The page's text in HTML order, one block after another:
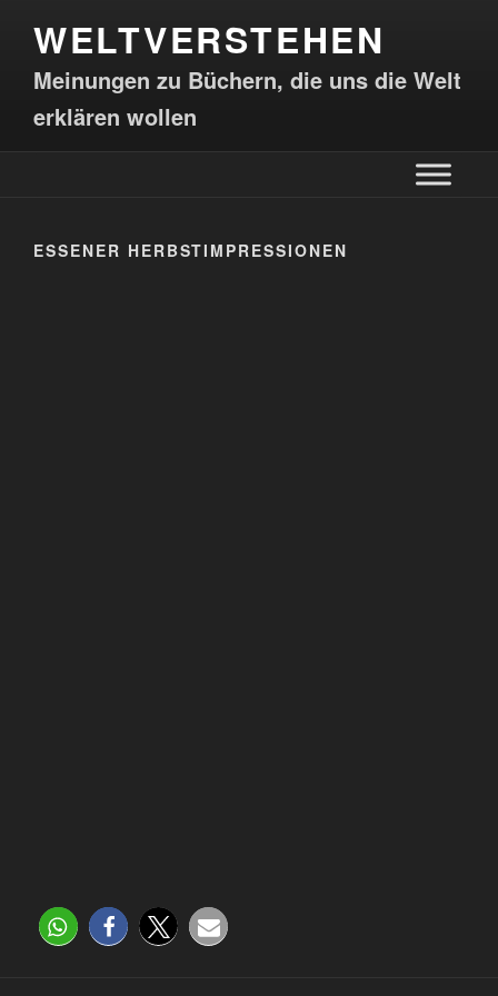
WELTVERSTEHEN
Meinungen zu Büchern, die uns die Welt
erklären wollen
ESSENER HERBSTIMPRESSIONEN